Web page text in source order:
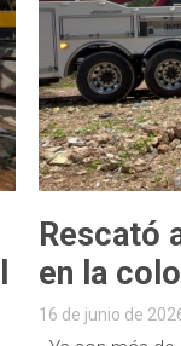
Rescató
en la
16 de junio de